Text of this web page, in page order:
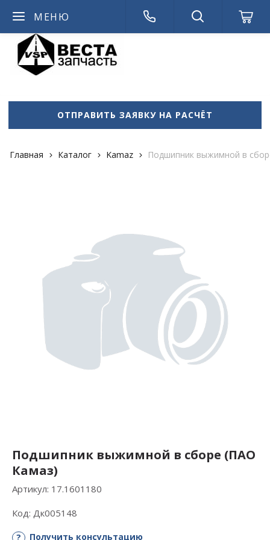
МЕНЮ
ОТПРАВИТЬ ЗАЯВКУ НА РАСЧЁТ
Главная Каталог Kamaz Подшипник выжимной в
Подшипник выжимной в сборе (ПАО
Камаз)
Артикул: 17.1601180
Код: Дк005148
Получить консультацию